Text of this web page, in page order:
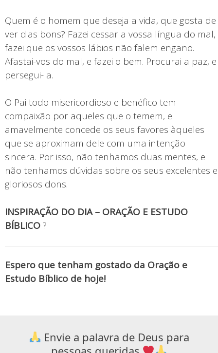
Quem é o homem que deseja a vida, que gosta de
ver dias bons? Fazei cessar a vossa língua do mal,
fazei que os vossos lábios não falem engano.
Afastai-vos do mal, e fazei o bem. Procurai a paz, e
persegui-la.
O Pai todo misericordioso e benéfico tem
compaixão por aqueles que o temem, e
amavelmente concede os seus favores àqueles
que se aproximam dele com uma intenção
sincera. Por isso, não tenhamos duas mentes, e
não tenhamos dúvidas sobre os seus excelentes e
gloriosos dons.
INSPIRAÇÃO DO DIA – ORAÇÃO E ESTUDO
BÍBLICO?
Espero que tenham gostado da Oração e
Estudo Bíblico de hoje!
Envie a palavra de Deus para